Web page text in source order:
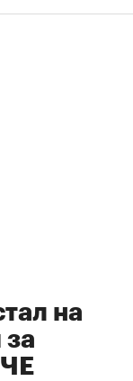
на
за